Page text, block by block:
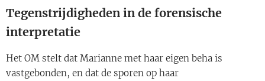
Tegenstrijdigheden in de forensische
interpretatie
Het OM stelt dat Marianne met haar eigen beha is
vastgebonden, en dat de sporen op haar